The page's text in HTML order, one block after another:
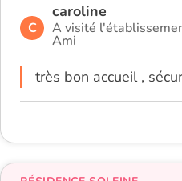
C
caroline
A visité
Ami
très bon accueil ,